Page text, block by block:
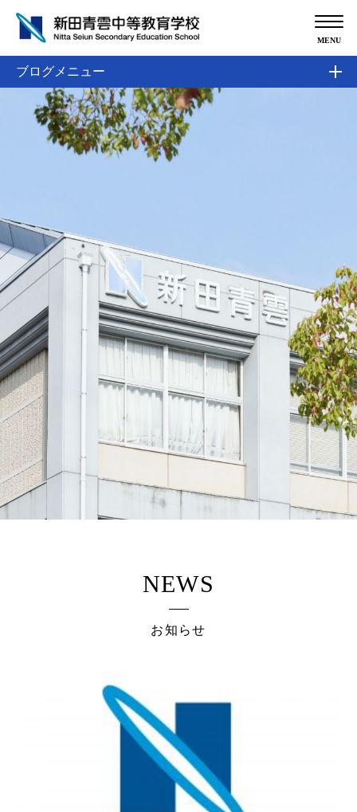
NEWS
お知らせ